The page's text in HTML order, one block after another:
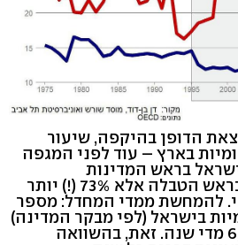
הדופן בהיקפה, שיעור
בארץ – עוד לפני המגפה
בראש המדינות
המפותחות. לא סתם בראש הטבלה אלא 73% (!) יותר
להמחשת ממדי המחדל: מספר
בישראל (לפי מבקר המדינה)
הוא בין 4,000 ל-6,000 מדי שנה. זאת, בהשוואה